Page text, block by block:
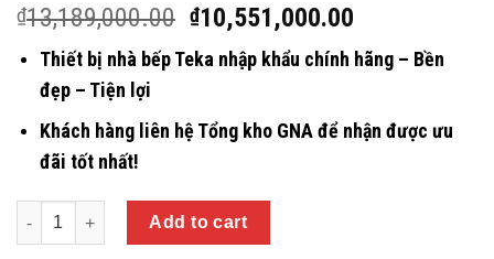
₫13,189,000.00 ₫10,551,000.00
Thiết bị nhà bếp Teka nhập khẩu chính hãng – Bền
đẹp – Tiện lợi
Khách hàng liên hệ Tổng kho GNA để nhận được ưu
đãi tốt nhất!
Quantity
Add to cart